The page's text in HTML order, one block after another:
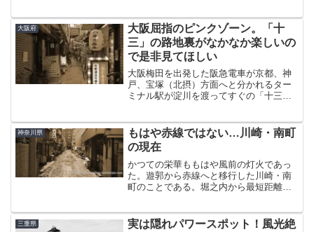
という遊郭跡を見てきた。津山は城下町
として栄えたまちで、当時...
大阪府
大阪屈指のピンクゾーン。「十
三」の路地裏がなかなか楽しいの
で是非見てほしい
大阪梅田を出発した阪急電車が京都、神
戸、宝塚（北摂）方面へと分かれるター
ミナル駅が淀川を渡ってすぐの「十三」
非ネイティブの筆者も昔は「じゅうぞ
う」だと思っていた。「じゅ...
神奈川県
もはや赤線ではない…川崎・南町
の現在
かつての栄華ももはや風前の灯火であっ
た。遊郭から赤線へと移行した川崎・南
町のことである。堀之内から最短距離で
びる新川通り（さいか屋の前の道）をま
三重県
実は隠れパワースポット！風光絶